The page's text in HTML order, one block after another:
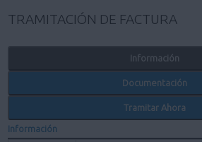
MI CARPETA
INFORMACIÓN MUNICIPAL
AYUDA
TRAMITACIÓN DE FACTURA
Información
Documentación
Tramitar Ahora
Información